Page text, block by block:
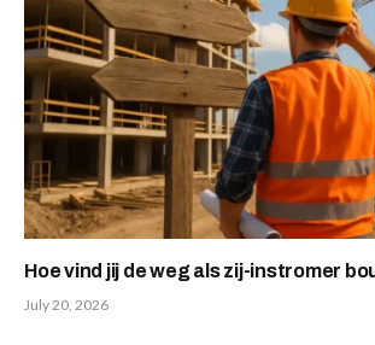
Hoe vind jij de weg als zij-instromer
July 20, 2026